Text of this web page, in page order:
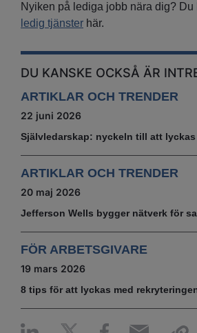
Nyiken på lediga jobb nära dig? Du
ledig tjänster här.
DU KANSKE OCKSÅ ÄR
ARTIKLAR OCH TRENDER
22 juni 2026
Självledarskap: nyckeln till att
ARTIKLAR OCH TRENDER
20 maj 2026
Jefferson Wells bygger nätverk för
FÖR ARBETSGIVARE
19 mars 2026
8 tips för att lyckas med